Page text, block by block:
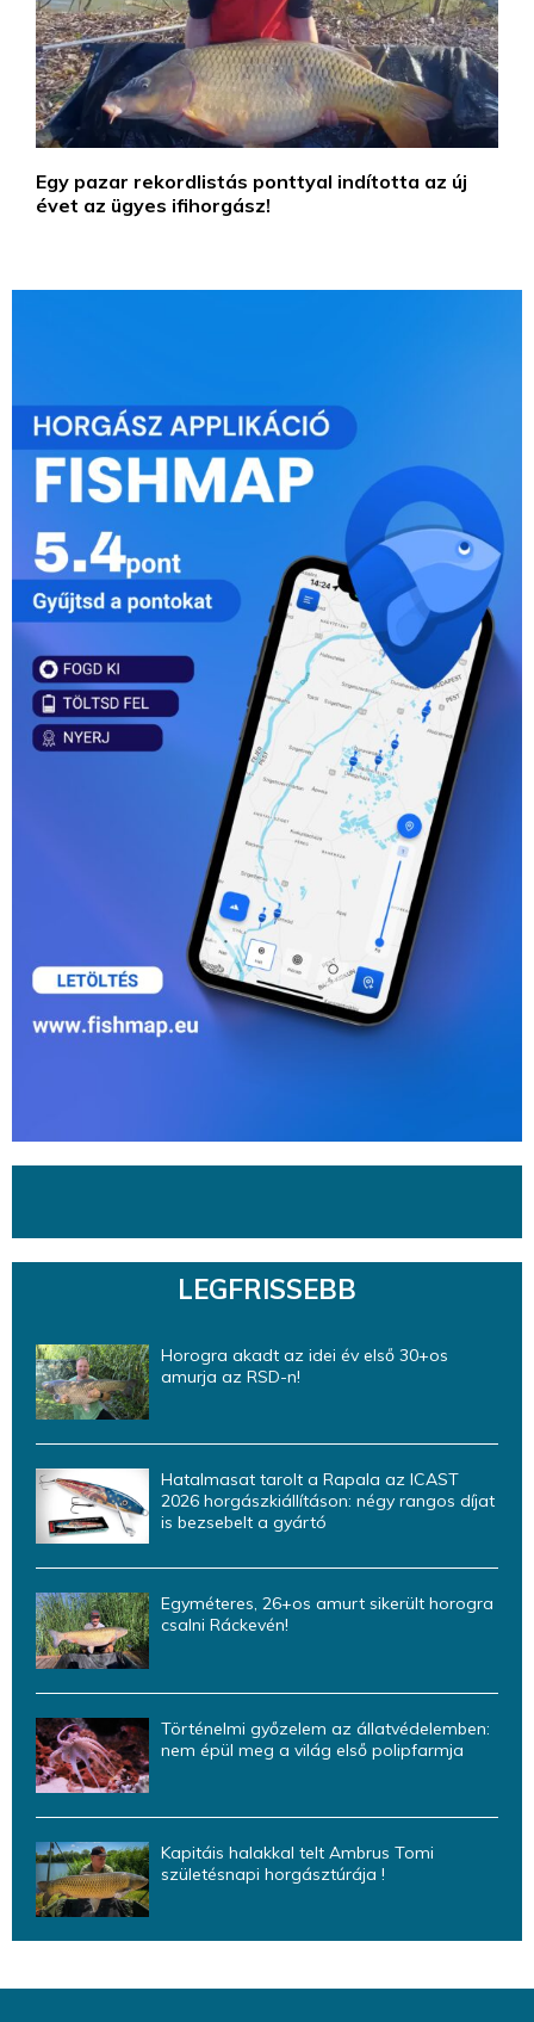
Egy pazar rekordlistás ponttyal indította az új
évet az ügyes ifihorgász!
LEGFRISSEBB
Horogra akadt az idei év első 30+os
amurja az RSD-n!
Hatalmasat tarolt a Rapala az ICAST
2026 horgászkiállításon: négy rangos díjat
is bezsebelt a gyártó
Egyméteres, 26+os amurt sikerült horogra
csalni Ráckevén!
Történelmi győzelem az állatvédelemben:
nem épül meg a világ első polipfarmja
Kapitáis halakkal telt Ambrus Tomi
születésnapi horgásztúrája !